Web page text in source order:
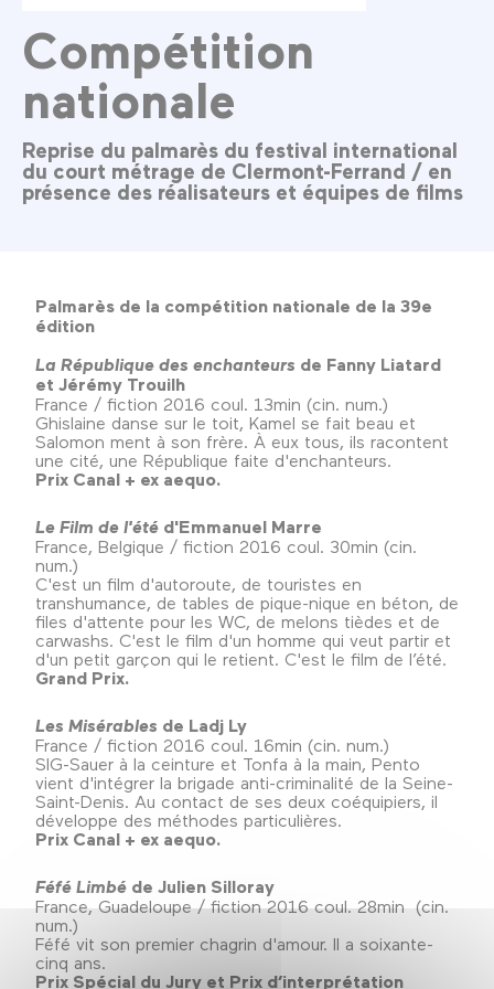
Compétition
nationale
Reprise du palmarès du festival international
du court métrage de Clermont-Ferrand / en
présence des réalisateurs et équipes de films
Palmarès de la compétition nationale de la 39e
édition
La République des enchanteurs de Fanny Liatard
et Jérémy Trouilh
France / fiction 2016 coul. 13min (cin. num.)
Ghislaine danse sur le toit, Kamel se fait beau et
Salomon ment à son frère. À eux tous, ils racontent
une cité, une République faite d'enchanteurs.
Prix Canal + ex aequo.
Le Film de l'été d'Emmanuel Marre
France, Belgique / fiction 2016 coul. 30min (cin.
num.)
C'est un film d'autoroute, de touristes en
transhumance, de tables de pique-nique en béton, de
files d'attente pour les WC, de melons tièdes et de
carwashs. C'est le film d'un homme qui veut partir et
d'un petit garçon qui le retient. C'est le film de l’été.
Grand Prix.
Les Misérables de Ladj Ly
France / fiction 2016 coul. 16min (cin. num.)
SIG-Sauer à la ceinture et Tonfa à la main, Pento
vient d'intégrer la brigade anti-criminalité de la Seine-
Saint-Denis. Au contact de ses deux coéquipiers, il
développe des méthodes particulières.
Prix Canal + ex aequo.
Féfé Limbé de Julien Silloray
France, Guadeloupe / fiction 2016 coul. 28min (cin.
num.)
Féfé vit son premier chagrin d'amour. Il a soixante-
cinq ans.
Prix Spécial du Jury et Prix d’interprétation